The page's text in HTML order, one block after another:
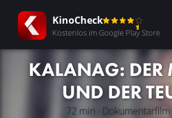
KinoCheck
Kostenlos im Google Play Store
KALANAG: DER
UND DER
72 min · Dokumentarfilm